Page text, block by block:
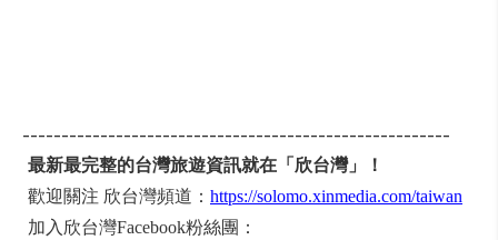
-------------------------------------------------------
最新最完整的台灣旅遊資訊就在「欣台灣」！
歡迎關注 欣台灣頻道： https://solomo.xinmedia.com/taiwan
加入欣台灣Facebook粉絲團：